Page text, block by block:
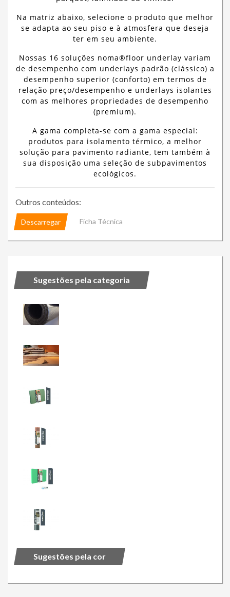
Na matriz abaixo, selecione o produto que melhor
se adapta ao seu piso e à atmosfera que deseja
ter em seu ambiente.
Nossas 16 soluções noma®floor underlay variam
de desempenho com underlays padrão (clássico) a
desempenho superior (conforto) em termos de
relação preço/desempenho e underlays isolantes
com as melhores propriedades de desempenho
(premium).
A gama completa-se com a gama especial:
produtos para isolamento térmico, a melhor
solução para pavimento radiante, tem também à
sua disposição uma seleção de subpavimentos
ecológicos.
Outros conteúdos:
Descarregar Ficha Técnica
Sugestões pela categoria
Sugestões pela cor